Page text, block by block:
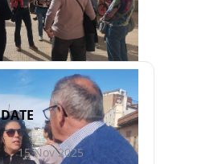
DATE
15 Nov 2025